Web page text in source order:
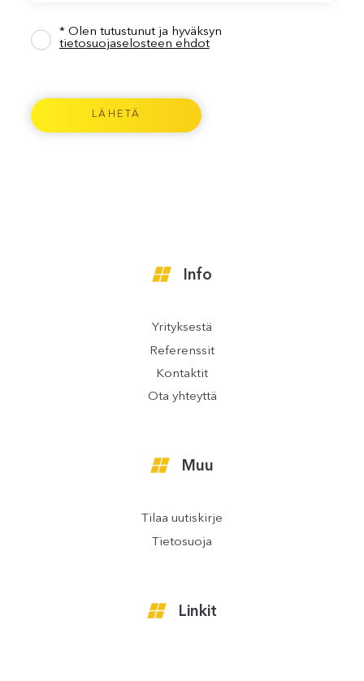
* Olen tutustunut ja hyväksyn
tietosuojaselosteen ehdot
Info
Yrityksestä
Referenssit
Kontaktit
Ota yhteyttä
Muu
Tilaa uutiskirje
Tietosuoja
Linkit